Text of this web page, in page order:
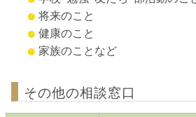
将来のこと
健康のこと
家族のことなど
その他の相談窓口